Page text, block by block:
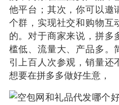
他平台；其次，你可以邀
个群，实现社交和购物互
的。对于商家来说，拼多
槛低、流量大、产品多。
引上百人次参观，销量还
想要在拼多多做好生意，